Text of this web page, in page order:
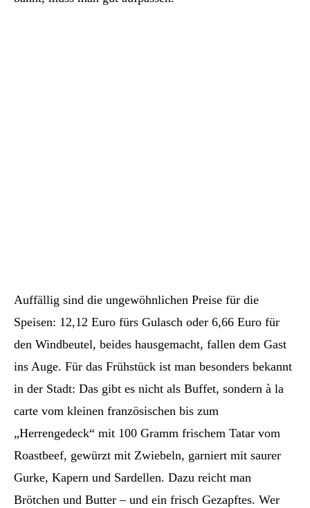
Auffällig sind die ungewöhnlichen Preise für die
Speisen: 12,12 Euro fürs Gulasch oder 6,66 Euro für
den Windbeutel, beides hausgemacht, fallen dem Gast
ins Auge. Für das Frühstück ist man besonders bekannt
in der Stadt: Das gibt es nicht als Buffet, sondern à la
carte vom kleinen französischen bis zum
„Herrengedeck“ mit 100 Gramm frischem Tatar vom
Roastbeef, gewürzt mit Zwiebeln, garniert mit saurer
Gurke, Kapern und Sardellen. Dazu reicht man
Brötchen und Butter – und ein frisch Gezapftes. Wer